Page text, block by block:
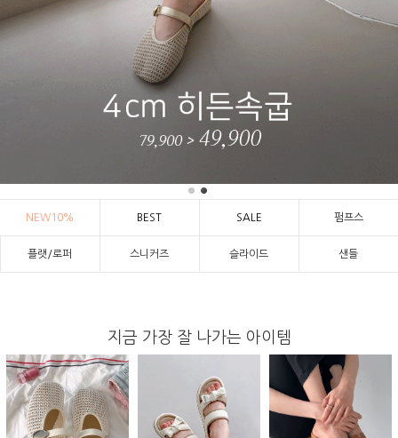
NEW10% BEST SALE 펌프스
플랫/로퍼 스니커즈 슬라이드 샌들
지금 가장 잘 나가는 아이템